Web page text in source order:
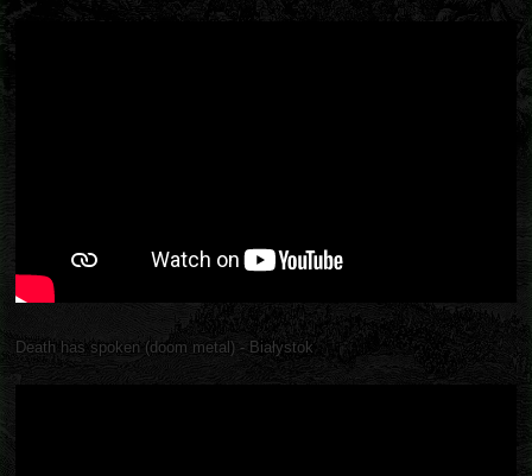
Death has spoken (doom metal) - Białystok